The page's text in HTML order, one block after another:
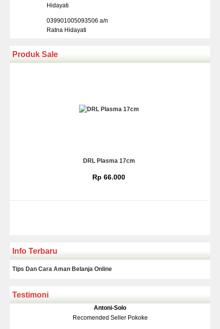
Hidayati
039901005093506 a/n
Ratna Hidayati
Produk Sale
DRL Plasma 17cm
Rp 66.000
Rp 139.000150.000
Info Terbaru
Tips Dan Cara Aman Belanja Online
Testimoni
Antoni-Solo
Recomended Seller Pokoke